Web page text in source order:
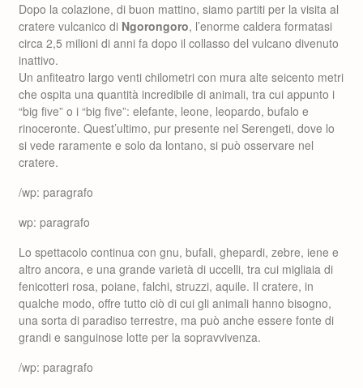
Dopo la colazione, di buon mattino, siamo partiti per la visita al
cratere vulcanico di Ngorongoro, l’enorme caldera formatasi
circa 2,5 milioni di anni fa dopo il collasso del vulcano divenuto
inattivo.
Un anfiteatro largo venti chilometri con mura alte seicento metri
che ospita una quantità incredibile di animali, tra cui appunto i
“big five” o i “big five”: elefante, leone, leopardo, bufalo e
rinoceronte. Quest’ultimo, pur presente nel Serengeti, dove lo
si vede raramente e solo da lontano, si può osservare nel
cratere.
/wp: paragrafo
wp: paragrafo
Lo spettacolo continua con gnu, bufali, ghepardi, zebre, iene e
altro ancora, e una grande varietà di uccelli, tra cui migliaia di
fenicotteri rosa, poiane, falchi, struzzi, aquile. Il cratere, in
qualche modo, offre tutto ciò di cui gli animali hanno bisogno,
una sorta di paradiso terrestre, ma può anche essere fonte di
grandi e sanguinose lotte per la sopravvivenza.
/wp: paragrafo